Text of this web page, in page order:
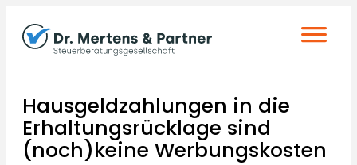
Inhalt
springen
Hausgeldzahlungen in die
Erhaltungsrücklage sind
(noch)keine Werbungskosten